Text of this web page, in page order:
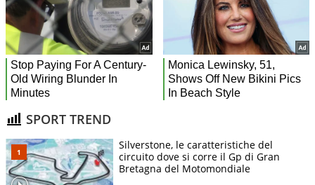
SPORT TREND
Silverstone, le caratteristiche del
circuito dove si corre il Gp di Gran
Bretagna del Motomondiale